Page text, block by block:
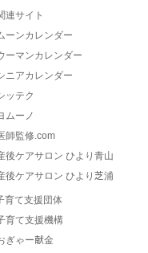
連サイト
ーンカレンダー
ーマンカレンダー
ニアカレンダー
ッテク
ムーノ
師監修.com
後ケアサロン ひより青山
後ケアサロン ひより芝浦
育て支援団体
育て支援機構
ぎゃー献金